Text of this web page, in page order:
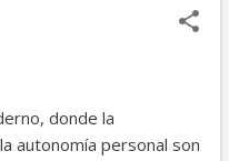
con em...
en la pareja,
entonces estos pasos
en la Vida Cotidiana
donde la
autonomía personal son